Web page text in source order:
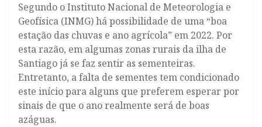
Segundo o Instituto Nacional de Meteorologia e
Geofísica (INMG) há possibilidade de uma “boa
estação das chuvas e ano agrícola” em 2022. Por
esta razão, em algumas zonas rurais da ilha de
Santiago já se faz sentir as sementeiras.
Entretanto, a falta de sementes tem condicionado
este início para alguns que preferem esperar por
sinais de que o ano realmente será de boas
azáguas.